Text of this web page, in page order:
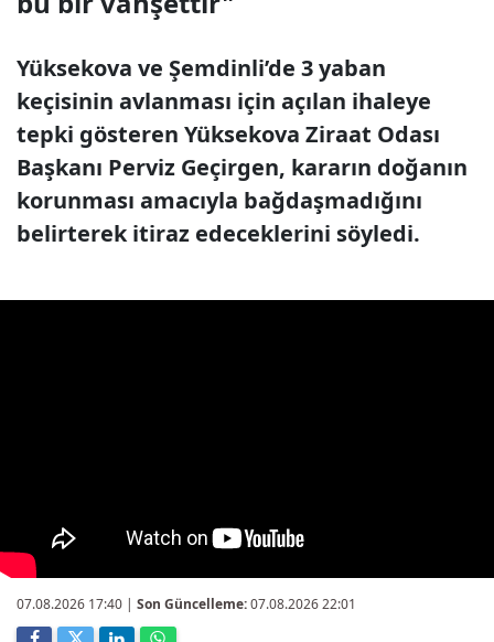
Yüksekova ve Şemdinli’de 3 yaban
keçisinin avlanması için açılan ihaleye
tepki gösteren Yüksekova Ziraat Odası
Başkanı Perviz Geçirgen, kararın doğanın
korunması amacıyla bağdaşmadığını
belirterek itiraz edeceklerini söyledi.
07.08.2026 17:40 | Son Güncelleme:07.08.2026 22:01